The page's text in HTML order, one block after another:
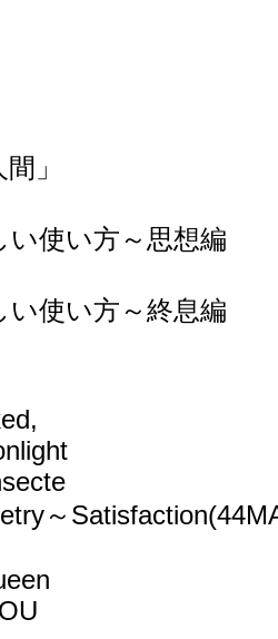
」
い使い方～思想編
い使い方～終息編
～